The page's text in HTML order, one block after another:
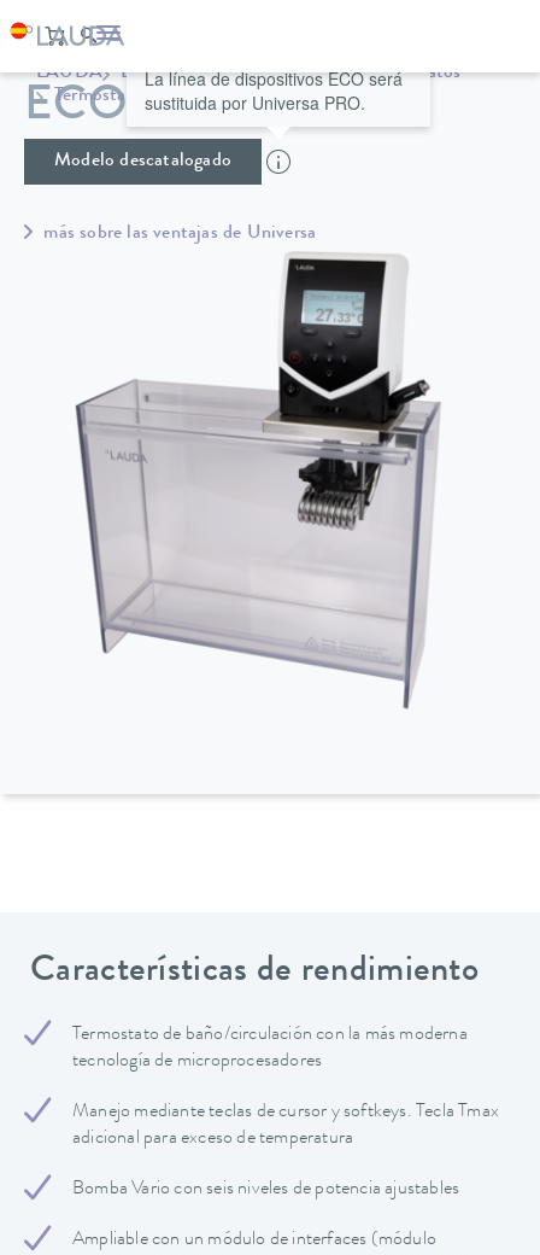
LAUDA Equipos de termorregulación
Termostatos
Termostatos de calefacción
Universa
ECO ET 15 S
Modelo descatalogado
La línea de dispositivos ECO será
sustituida por Universa PRO.
más sobre las ventajas de Universa
Características de rendimiento
Termostato de baño/circulación con la más moderna
tecnología de microprocesadores
Manejo mediante teclas de cursor y softkeys. Tecla Tmax
adicional para exceso de temperatura
Bomba Vario con seis niveles de potencia ajustables
Ampliable con un módulo de interfaces (módulo